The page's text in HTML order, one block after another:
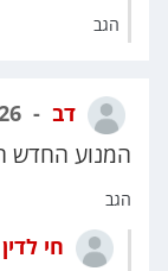
הגב
דב
המנוע החדש
הגב
חי